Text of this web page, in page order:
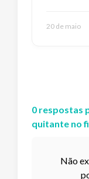
20 de maio
0 respostas
quitante no
Não